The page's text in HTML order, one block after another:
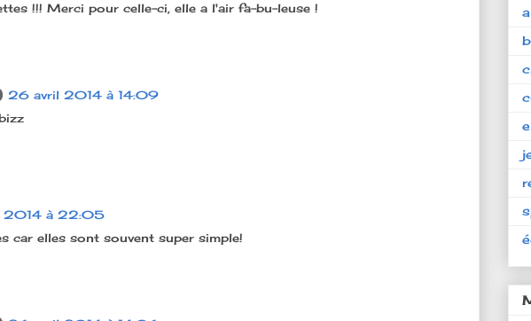
!!! Merci pour celle-ci, elle a l'air fa-bu-leuse !
26 avril 2014 à 14:09
2014 à 22:05
car elles sont souvent super simple!